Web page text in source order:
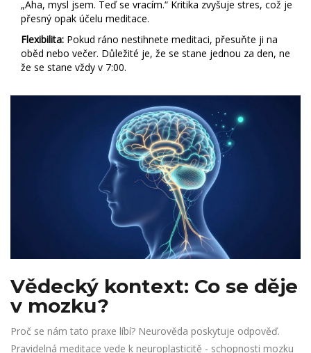
„Aha, mysl jsem. Teď se vracím.“ Kritika zvyšuje stres, což je
přesný opak účelu meditace.
Flexibilita: Pokud ráno nestihnete meditaci, přesuňte ji na
oběd nebo večer. Důležité je, že se stane jednou za den, ne
že se stane vždy v 7:00.
Vědecký kontext: Co se děje
v mozku?
Proč se nám tato praxe líbí? Neurověda poskytuje odpověď.
Pravidelná meditace vede k neuroplasticitě - schopnosti mozku